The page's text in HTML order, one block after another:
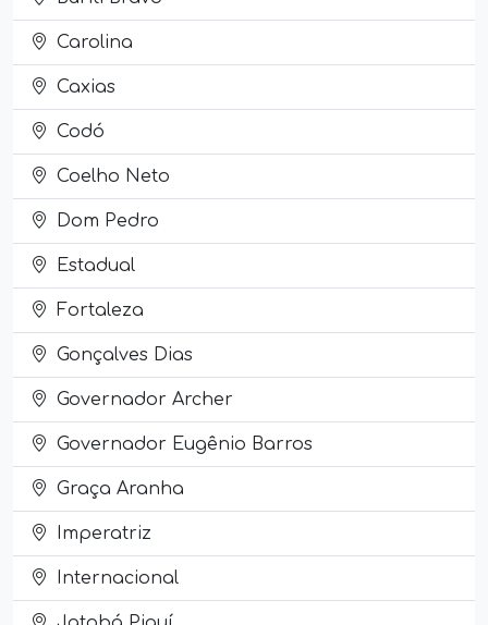
Carolina
Caxias
Codó
Coelho Neto
Dom Pedro
Estadual
Fortaleza
Gonçalves Dias
Governador Archer
Governador Eugênio Barros
Graça Aranha
Imperatriz
Internacional